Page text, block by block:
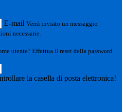
E-mail Verrà inviato un messaggio
necessarie.
utente? Effettua il reset della password
la casella di posta elettronica!